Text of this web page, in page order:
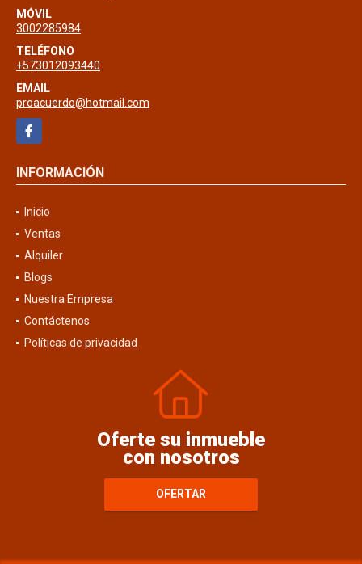
MÓVIL
3002285984
TELÉFONO
+573012093440
EMAIL
proacuerdo@hotmail.com
Facebook
INFORMACIÓN
Inicio
Ventas
Alquiler
Blogs
Nuestra Empresa
Contáctenos
Políticas de privacidad
Oferte su inmueble
con nosotros
OFERTAR